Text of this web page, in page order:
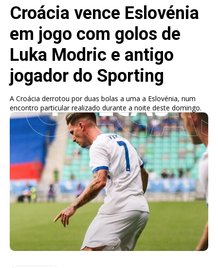
Croácia vence Eslovénia
em jogo com golos de
Luka Modric e antigo
jogador do Sporting
A Croácia derrotou por duas bolas a uma a Eslovénia, num
encontro particular realizado durante a noite deste domingo.